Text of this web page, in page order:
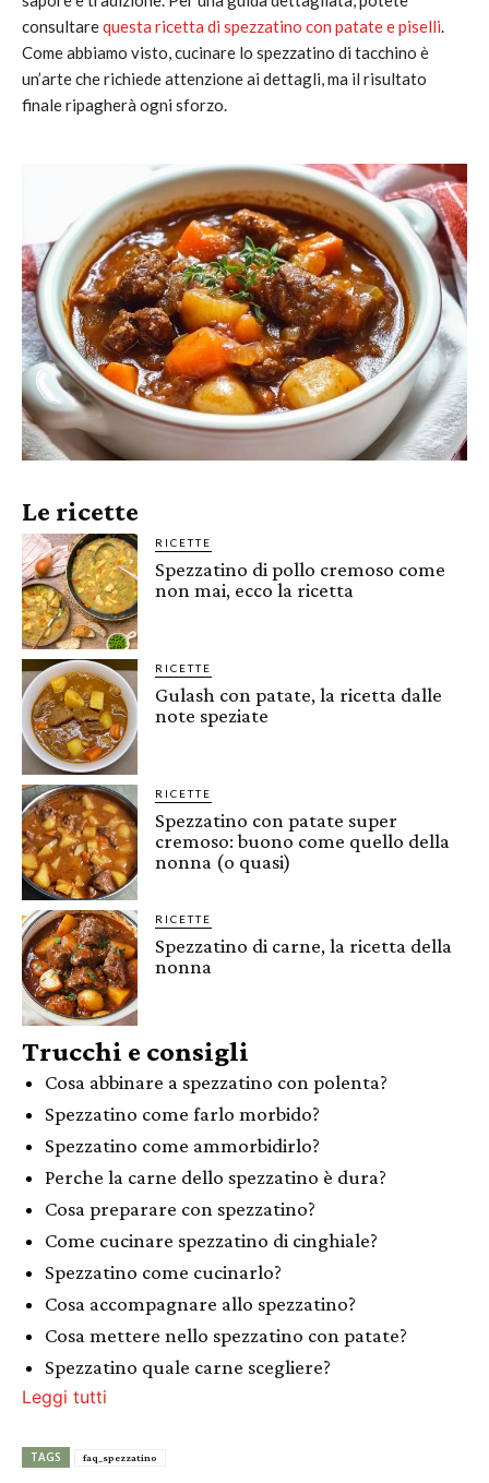
consultarequesta ricetta di spezzatino con patate e piselli.
Come abbiamo visto, cucinare lo spezzatino di tacchino è
un’arte che richiede attenzione ai dettagli, ma il risultato
finale ripagherà ogni sforzo.
Le ricette
RICETTE
Spezzatino di pollo cremoso come
non mai, ecco la ricetta
RICETTE
Gulash con patate, la ricetta dalle
note speziate
RICETTE
Spezzatino con patate super
cremoso: buono come quello della
nonna (o quasi)
RICETTE
Spezzatino di carne, la ricetta della
nonna
Trucchi e consigli
Cosa abbinare a spezzatino con polenta?
Spezzatino come farlo morbido?
Spezzatino come ammorbidirlo?
Perche la carne dello spezzatino è dura?
Cosa preparare con spezzatino?
Come cucinare spezzatino di cinghiale?
Spezzatino come cucinarlo?
Cosa accompagnare allo spezzatino?
Cosa mettere nello spezzatino con patate?
Spezzatino quale carne scegliere?
Leggi tutti
TAGS faq_spezzatino